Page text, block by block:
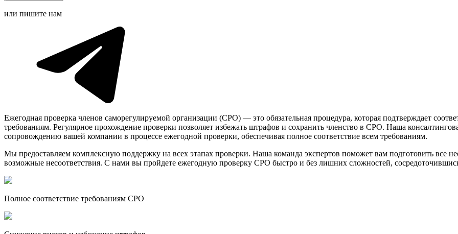
или пишите нам
Ежегодная проверка членов саморегулируемой организации (СРО) — это обязательная процедура, которая подтверждает
требованиям. Регулярное прохождение проверки позволяет избежать штрафов и сохранить членство в СРО. Наша
сопровождению вашей компании в процессе ежегодной проверки, обеспечивая полное соответствие всем требованиям.
Мы предоставляем комплексную поддержку на всех этапах проверки. Наша команда экспертов поможет вам подготовить все
возможные несоответствия. С нами вы пройдете ежегодную проверку СРО быстро и без лишних сложностей,
Полное соответствие требованиям СРО